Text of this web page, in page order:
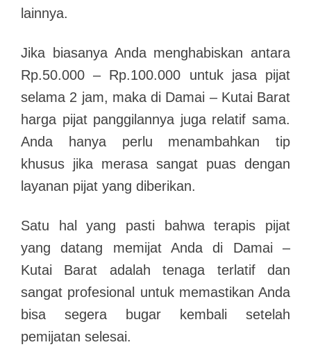
lainnya.
Jika biasanya Anda menghabiskan antara
Rp.50.000 – Rp.100.000 untuk jasa pijat
selama 2 jam, maka di Damai – Kutai Barat
harga pijat panggilannya juga relatif sama.
Anda hanya perlu menambahkan tip
khusus jika merasa sangat puas dengan
layanan pijat yang diberikan.
Satu hal yang pasti bahwa terapis pijat
yang datang memijat Anda di Damai –
Kutai Barat adalah tenaga terlatif dan
sangat profesional untuk memastikan Anda
bisa segera bugar kembali setelah
pemijatan selesai.